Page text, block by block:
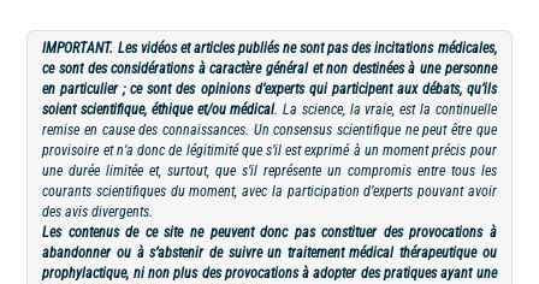
IMPORTANT. Les vidéos et articles publiés ne sont pas des incitations médicales,
ce sont des considérations à caractère général et non destinées à une personne
en particulier ; ce sont des opinions d’experts qui participent aux débats, qu’ils
soient scientifique, éthique et/ou médical. La science, la vraie, est la continuelle
remise en cause des connaissances. Un consensus scientifique ne peut être que
provisoire et n’a donc de légitimité que s’il est exprimé à un moment précis pour
une durée limitée et, surtout, que s’il représente un compromis entre tous les
courants scientifiques du moment, avec la participation d’experts pouvant avoir
des avis divergents.
Les contenus de ce site ne peuvent donc pas constituer des provocations à
abandonner ou à s’abstenir de suivre un traitement médical thérapeutique ou
prophylactique, ni non plus des provocations à adopter des pratiques ayant une